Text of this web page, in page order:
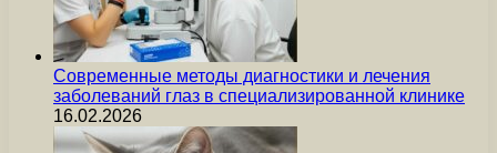
Современные методы диагностики и лечения
заболеваний глаз в специализированной клинике
16.02.2026